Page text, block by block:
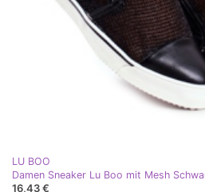
LU BOO
Damen Sneaker Lu Boo mit Mesh
16,43 €